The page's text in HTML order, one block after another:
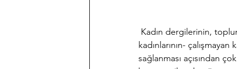
Haber Akis Yazıları Harf Devrimi
Memleket Hastaneleri Fotoğraf Proje
kadınlarının-
sağlanması açısından